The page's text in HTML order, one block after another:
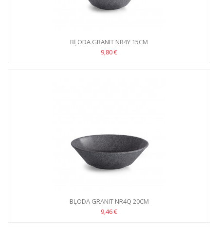
BĻODA GRANIT NR4Y 15CM
9,80 €
BĻODA GRANIT NR4Q 20CM
9,46 €